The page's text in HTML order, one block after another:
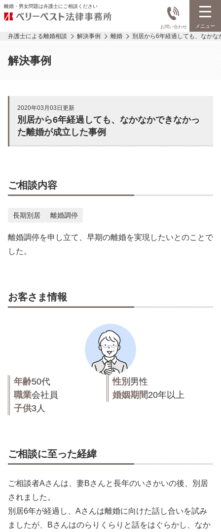
離婚・男女問題は弁護士にご相談ください
お問い合わせ メニュー
弁護士による離婚相談 解決事例 離婚 別居から6年経過しても、なか
解決事例
2020年03月03日更新
別居から6年経過しても、なかなかできなかっ
た離婚が成立した事例
ご相談内容
長期別居 離婚調停
離婚調停を申し立て、早期の離婚を実現したいとのことで
した。
お客さま情報
年齢50代 性別 男性
職業会社員 婚姻期間20年以上
子供3人
ご相談に至った経緯
ご相談者Aさんは、妻Bさんと長年のいさかいの後、別居
されました。
別居6年が経過し、Aさんは離婚に向けた話し合いを試み
ましたが、Bさんはのらりくらりと話をはぐらかし、なか